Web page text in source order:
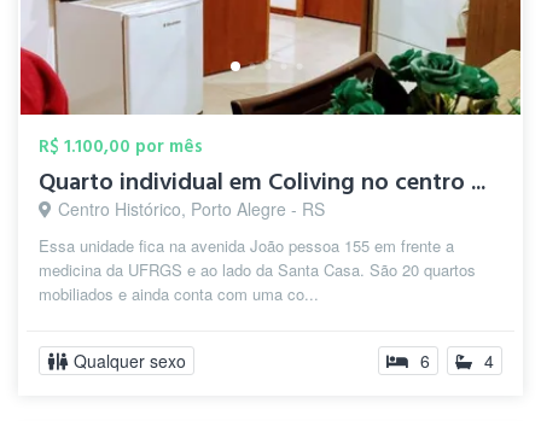
R$ 1.100,00 por mês
Quarto individual em Coliving no centro ...
Centro Histórico, Porto Alegre - RS
Essa unidade fica na avenida João pessoa 155 em frente a
medicina da UFRGS e ao lado da Santa Casa. São 20 quartos
mobiliados e ainda conta com uma co...
Qualquer sexo 6 4